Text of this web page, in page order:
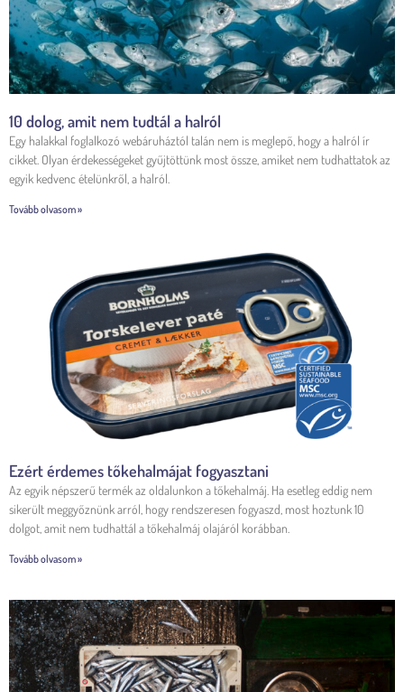
10 dolog, amit nem tudtál a halról
Egy halakkal foglalkozó webáruháztól talán nem is meglepő, hogy a halról ír
cikket. Olyan érdekességeket gyűjtöttünk most össze, amiket nem tudhattatok az
egyik kedvenc ételünkről, a halról.
Tovább olvasom »
Ezért érdemes tőkehalmájat fogyasztani
Az egyik népszerű termék az oldalunkon a tőkehalmáj. Ha esetleg eddig nem
sikerült meggyőznünk arról, hogy rendszeresen fogyaszd, most hoztunk 10
dolgot, amit nem tudhattál a tőkehalmáj olajáról korábban.
Tovább olvasom »